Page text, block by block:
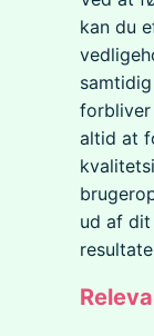
kan du
altid at
ud af dit